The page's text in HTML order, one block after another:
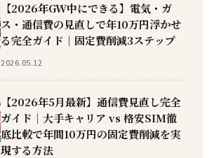
【2026年GW中にできる】電気・ガ
ス・通信費の見直しで年10万円浮かせ
る完全ガイド｜固定費削減3ステップ
2026.05.12
【2026年5月最新】通信費見直し完全
ガイド｜大手キャリア vs 格安SIM徹
底比較で年間10万円の固定費削減を実
現する方法